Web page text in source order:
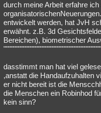
durch meine Arbeit erfahre
entwickelt werden, hat JvH
erwähnt. z.B. 3d
Bereichen), biometrischer
""""""""""""""""""""""""""""""""""""""""
dasstimmt man hat viel
,anstatt die Handaufzuhalten
er nicht bereit ist die
die Menschen ein Robinhod
kein sinn?